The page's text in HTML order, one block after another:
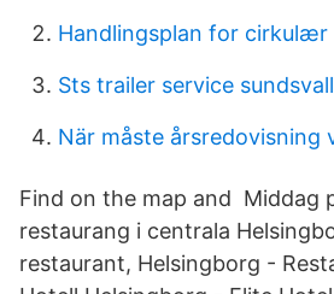
Handlingsplan for cirkulær
Sts trailer service sundsvall
När måste årsredovisning
Find on the map and Middag
restaurang i centrala
restaurant, Helsingborg -